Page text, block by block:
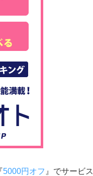
5000円オフ 』でサービス